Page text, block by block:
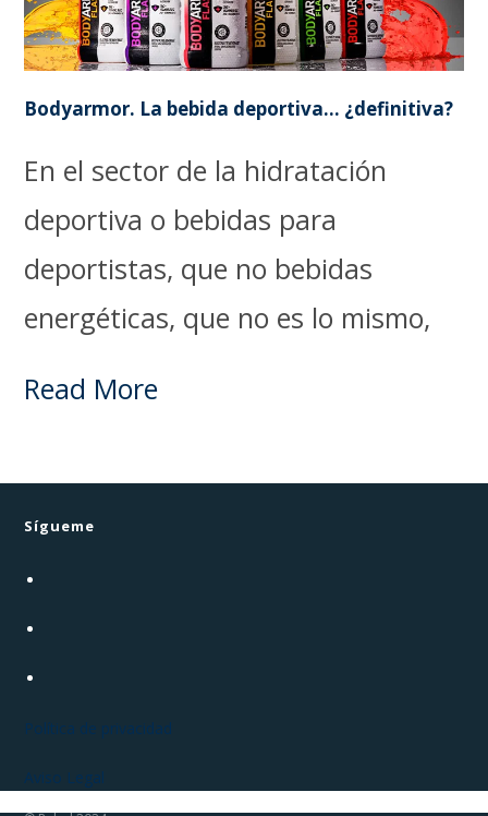
Bodyarmor. La bebida deportiva… ¿definitiva?
En el sector de la hidratación
deportiva o bebidas para
deportistas, que no bebidas
energéticas, que no es lo mismo,
Read More
Sígueme
Política de privacidad
Aviso Legal